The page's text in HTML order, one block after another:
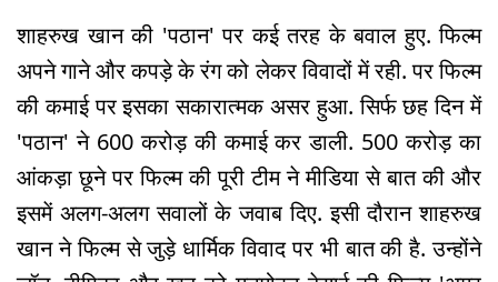
शाहरुख खान की 'पठान' पर कई तरह के बवाल हुए. फिल्म
अपने गाने और कपड़े के रंग को लेकर विवादों में रही. पर फिल्म
की कमाई पर इसका सकारात्मक असर हुआ. सिर्फ छह दिन में
'पठान' ने 600 करोड़ की कमाई कर डाली. 500 करोड़ का
आंकड़ा छूने पर फिल्म की पूरी टीम ने मीडिया से बात की और
इसमें अलग-अलग सवालों के जवाब दिए. इसी दौरान शाहरुख
खान ने फिल्म से जुड़े धार्मिक विवाद पर भी बात की है. उन्होंने